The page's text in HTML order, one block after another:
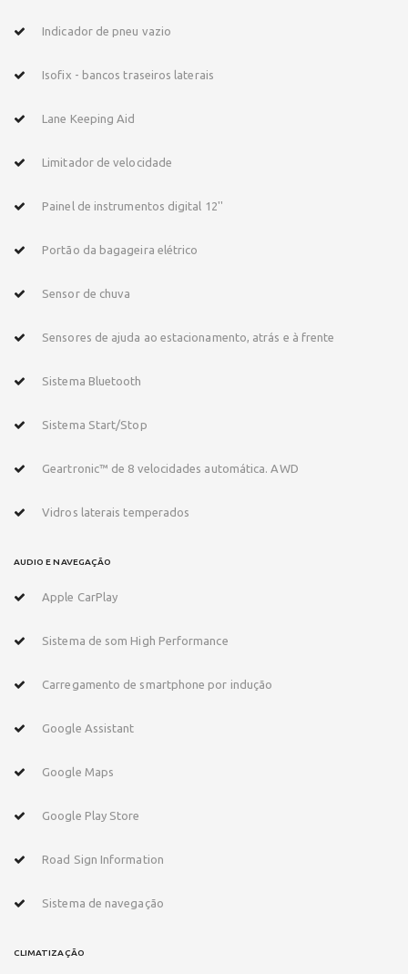
Indicador de pneu vazio
Isofix - bancos traseiros laterais
Lane Keeping Aid
Limitador de velocidade
Painel de instrumentos digital 12''
Portão da bagageira elétrico
Sensor de chuva
Sensores de ajuda ao estacionamento, atrás e à frente
Sistema Bluetooth
Sistema Start/Stop
Geartronic™ de 8 velocidades automática. AWD
Vidros laterais temperados
AUDIO E NAVEGAÇÃO
Apple CarPlay
Sistema de som High Performance
Carregamento de smartphone por indução
Google Assistant
Google Maps
Google Play Store
Road Sign Information
Sistema de navegação
CLIMATIZAÇÃO